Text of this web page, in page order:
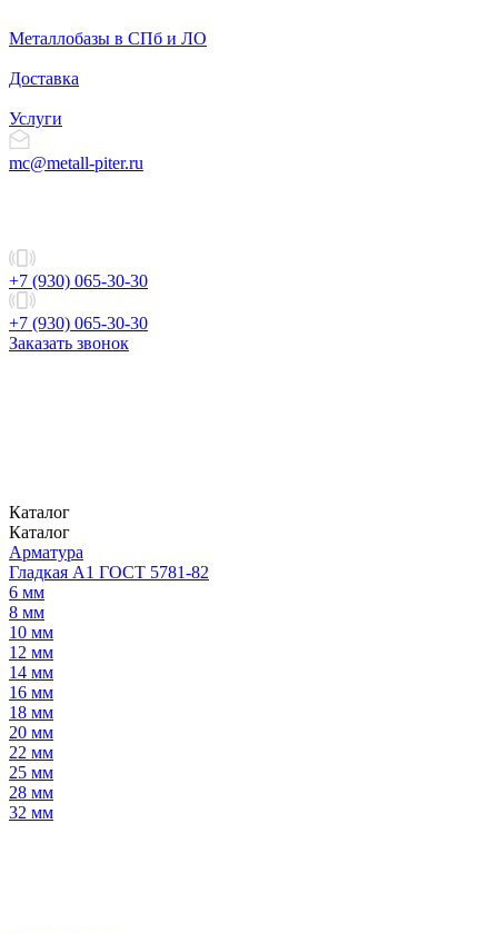
Металлобазы в СПб и ЛО
Доставка
Услуги
mc@metall-piter.ru
+7 (930) 065-30-30
+7 (930) 065-30-30
Заказать звонок
Каталог
Каталог
Арматура
Гладкая А1 ГОСТ 5781-82
6 мм
8 мм
10 мм
12 мм
14 мм
16 мм
18 мм
20 мм
22 мм
25 мм
28 мм
32 мм